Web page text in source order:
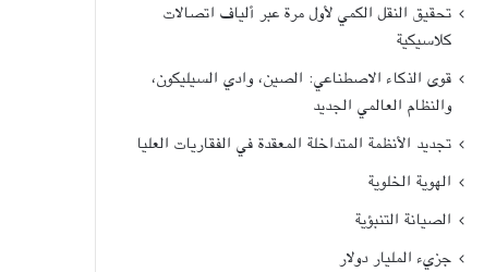
تحقيق النقل الكمي لأول مرة عبر ألياف اتصالات
كلاسيكية
قوى الذكاء الاصطناعي: الصين، وادي السيليكون،
والنظام العالمي الجديد
تجديد الأنظمة المتداخلة المعقدة في الفقاريات العليا
الهوية الخلوية
الصيانة التنبؤية
جزيء المليار دولار